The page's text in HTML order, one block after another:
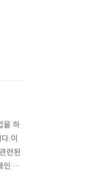
을 하
.이
련된
인 모